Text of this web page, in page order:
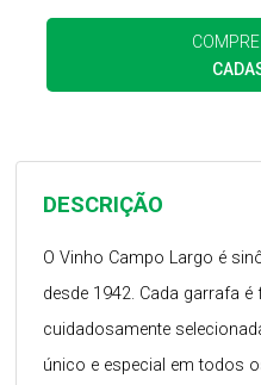
DESCRIÇÃO
O Vinho Campo Largo é
desde 1942. Cada garrafa
cuidadosamente
único e especial em todos